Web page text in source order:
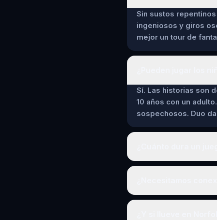
Sin sustos
ingeniosos y giros
mejor un tour de
Sí. Las historias son
10 años con un
sospechosos. Duo